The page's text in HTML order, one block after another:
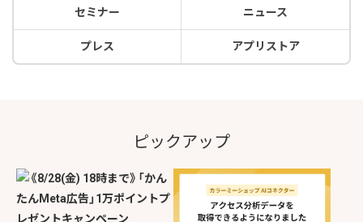
セミナー ニュース
プレス アプリストア
ピックアップ